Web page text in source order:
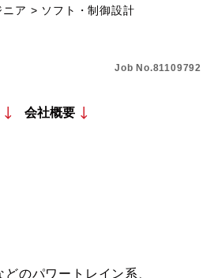
ア > ソフト・制御設計
Job No.81109792
会社概要
のパワートレイン系、